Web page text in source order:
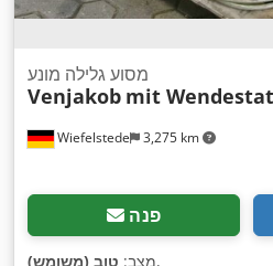
Wiefelstede 3,275 km
מסוע גלילה מונע
Venjakob mit
פנה
מצב: טוב (משומש) ,